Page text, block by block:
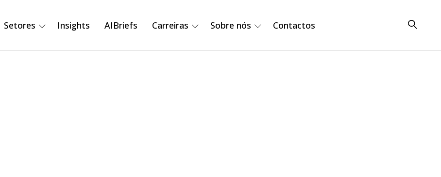
Setores Insights AIBriefs Carreiras Sobre nós Contactos